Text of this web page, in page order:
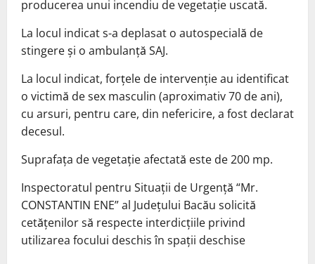
producerea unui incendiu de vegetație uscată.
La locul indicat s-a deplasat o autospecială de
stingere și o ambulanță SAJ.
La locul indicat, forțele de intervenție au identificat
o victimă de sex masculin (aproximativ 70 de ani),
cu arsuri, pentru care, din nefericire, a fost declarat
decesul.
Suprafața de vegetație afectată este de 200 mp.
Inspectoratul pentru Situații de Urgență “Mr.
CONSTANTIN ENE” al Județului Bacău solicită
cetățenilor să respecte interdicțiile privind
utilizarea focului deschis în spații deschise